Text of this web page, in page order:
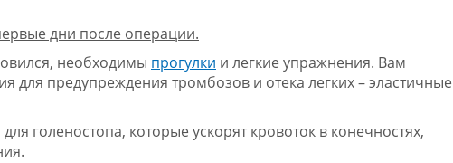
дни после операции.
необходимы прогулки и легкие упражнения. Вам
для предупреждения тромбозов и отека легких – эластичные
голеностопа, которые ускорят кровоток в конечностях,